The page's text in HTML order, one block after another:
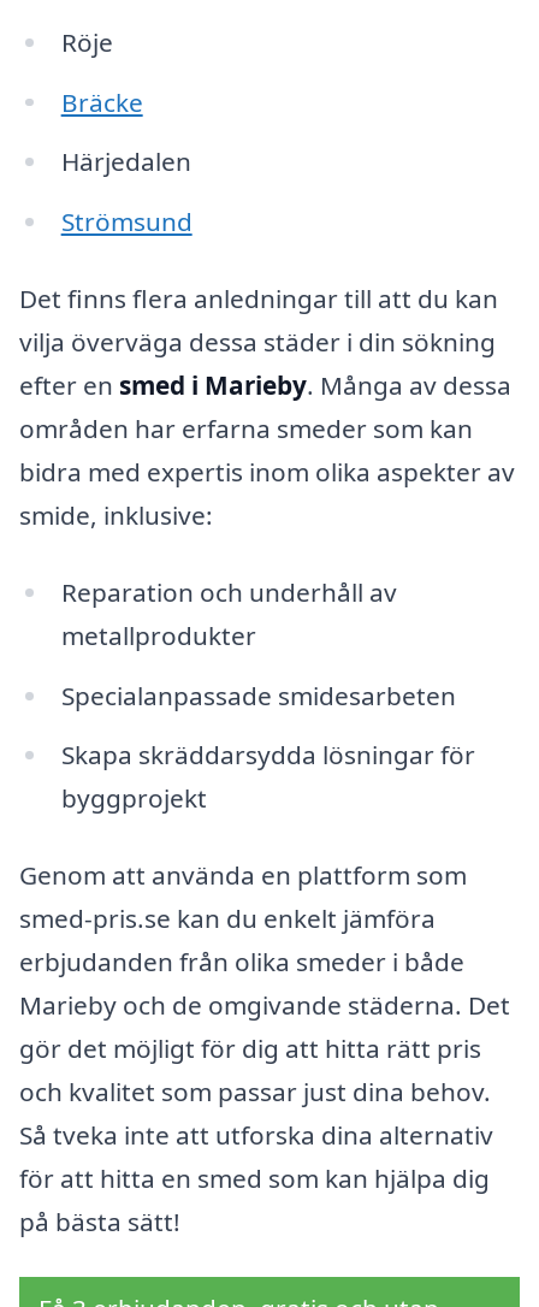
Röje
Bräcke
Härjedalen
Strömsund
Det finns flera anledningar till att du kan
vilja överväga dessa städer i din sökning
efter en smed i Marieby. Många av dessa
områden har erfarna smeder som kan
bidra med expertis inom olika aspekter av
smide, inklusive:
Reparation och underhåll av
metallprodukter
Specialanpassade smidesarbeten
Skapa skräddarsydda lösningar för
byggprojekt
Genom att använda en plattform som
smed-pris.se kan du enkelt jämföra
erbjudanden från olika smeder i både
Marieby och de omgivande städerna. Det
gör det möjligt för dig att hitta rätt pris
och kvalitet som passar just dina behov.
Så tveka inte att utforska dina alternativ
för att hitta en smed som kan hjälpa dig
på bästa sätt!